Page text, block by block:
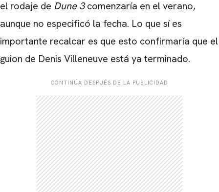
el rodaje de Dune 3comenzaría en el verano,
aunque no especificó la fecha. Lo que sí es
importante recalcar es que esto confirmaría que el
guion de Denis Villeneuve está ya terminado.
CONTINÚA DESPUÉS DE LA PUBLICIDAD